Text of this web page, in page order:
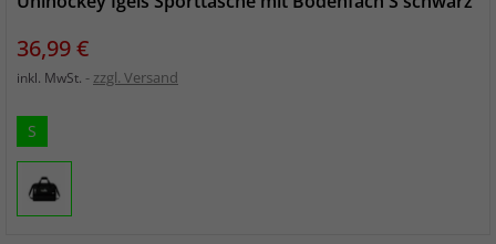
Preis
36,99 €
inkl. MwSt. zzgl. Versand
S